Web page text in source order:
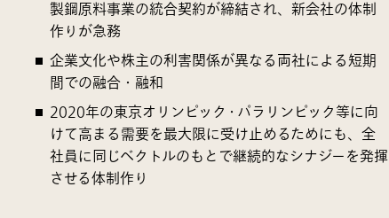
製鋼原料事業の統合契約が締結され、新会社の体制
作りが急務
企業文化や株主の利害関係が異なる両社による短期
間での融合・融和
2020年の東京オリンピック・パラリンピック等に向
けて高まる需要を最大限に受け止めるためにも、全
社員に同じベクトルのもとで継続的なシナジーを発揮
させる体制作り